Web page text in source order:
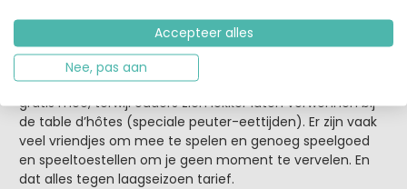
te maken. Ook hier kunnen ouders zich laten verwennen
tijdens de baby- en peuterweken in juni en de eerste
week van september. Het zwembad op
des Jarassesis extra warm, kinderen t/m 4 jaar eten
gratis mee, terwijl ouders zich lekker laten verwennen bij
de table d’hôtes (speciale peuter-eettijden). Er zijn vaak
veel vriendjes om mee te spelen en genoeg speelgoed
en speeltoestellen om je geen moment te vervelen. En
dat alles tegen laagseizoen tarief.
Accepteer alles
Nee, pas aan